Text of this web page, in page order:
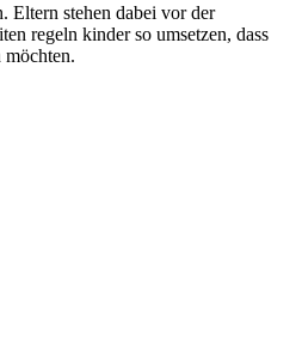
Eltern stehen dabei vor der
regeln kinder so umsetzen, dass